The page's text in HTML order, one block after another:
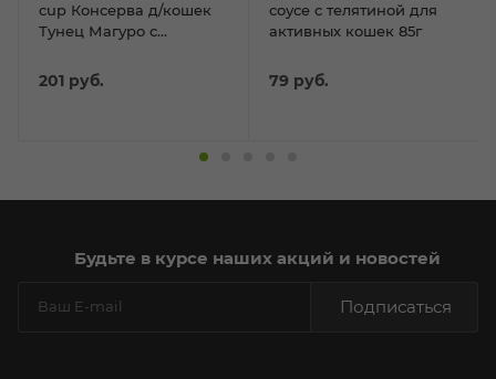
cup Консерва д/кошек
Тунец Магуро с
201 руб.
соусе с телятиной для
активных кошек 85г
79 руб.
Будьте в курсе наших акций и новостей
Подписаться